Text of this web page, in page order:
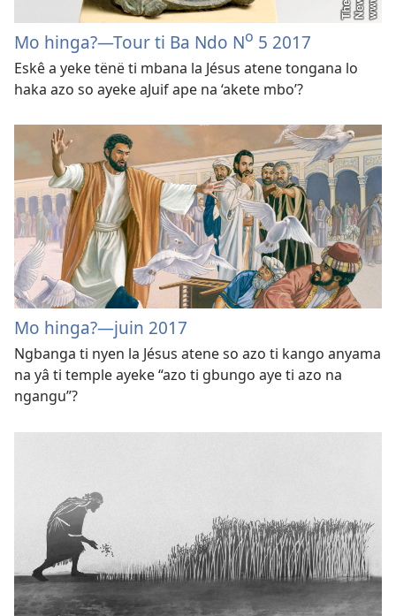
Mo hinga?—Tour ti Ba Ndo No 5 2017
Eskê a yeke tënë ti mbana la Jésus atene tongana lo
haka azo so ayeke aJuif ape na ‘akete mbo’?
Mo hinga?—juin 2017
Ngbanga ti nyen la Jésus atene so azo ti kango anyama
na yâ ti temple ayeke “azo ti gbungo aye ti azo na
ngangu”?